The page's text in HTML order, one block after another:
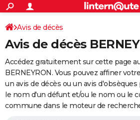
ACTUALITÉS
Politique
Société
Faits Divers
Education
Monde
Villes
+
SPORT
Coupe du monde 2026
Football
Tennis
Cyclisme
Rugby
Forum
Programme TV
TNT
Streaming
Cinéma
Sorties cinéma
Musique
+
FINANCE
Impôts
Immobilier
Risques naturels par ville
Banque
Assurance
Crédit
AUTO
Essais
Réserver un essai
Citadines
Berlines
SUV
Forum auto
+
Avis de décès
Avis de décès
Accédez gratuitement sur cette page
BERNEYRON. Vous pouvez affiner
un avis de décès ou un avis
le nom d'un défunt et/ou le nom ou le
commune dans le moteur de